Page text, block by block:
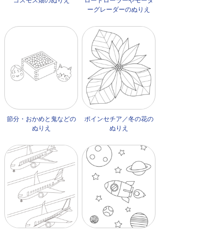
ーグレーダーのぬりえ
節分・おかめと鬼などの
ぬりえ
ポインセチア／冬の花の
ぬりえ